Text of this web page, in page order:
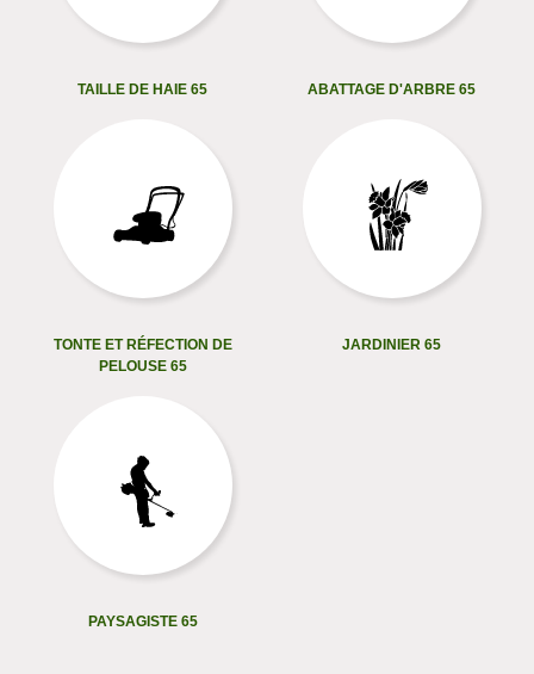
TAILLE DE HAIE 65 ABATTAGE D'ARBRE 65
TONTE ET RÉFECTION DE
PELOUSE 65
JARDINIER 65
PAYSAGISTE 65